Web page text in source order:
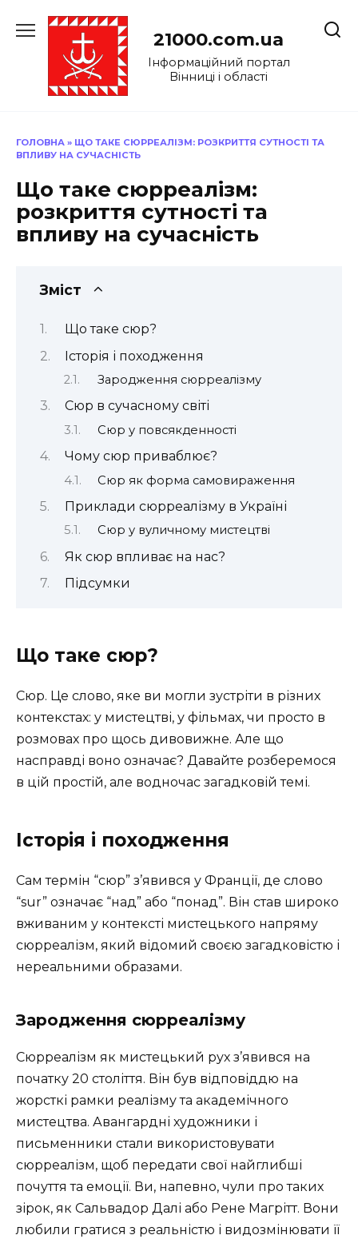
до
21000.com.ua
Інформаційний портал
Вінниці і області
ГОЛОВНА » ЩО ТАКЕ СЮРРЕАЛІЗМ: РОЗКРИТТЯ СУТНОСТІ ТА
ВПЛИВУ НА СУЧАСНІСТЬ
Що таке сюрреалізм:
розкриття сутності та
впливу на сучасність
Зміст
Що таке сюр?
Історія і походження
Зародження сюрреалізму
Сюр в сучасному світі
Сюр у повсякденності
Чому сюр приваблює?
Сюр як форма самовираження
Приклади сюрреалізму в Україні
Сюр у вуличному мистецтві
Як сюр впливає на нас?
Підсумки
Що таке сюр?
Сюр. Це слово, яке ви могли зустріти в різних
контекстах: у мистецтві, у фільмах, чи просто в
розмовах про щось дивовижне. Але що
насправді воно означає? Давайте розберемося
в цій простій, але водночас загадковій темі.
Історія і походження
Сам термін “сюр” з’явився у Франції, де слово
“sur” означає “над” або “понад”. Він став широко
вживаним у контексті мистецького напряму
сюрреалізм, який відомий своєю загадковістю і
нереальними образами.
Зародження сюрреалізму
Сюрреалізм як мистецький рух з’явився на
початку 20 століття. Він був відповіддю на
жорсткі рамки реалізму та академічного
мистецтва. Авангардні художники і
письменники стали використовувати
сюрреалізм, щоб передати свої найглибші
почуття та емоції. Ви, напевно, чули про таких
зірок, як Сальвадор Далі або Рене Магрітт. Вони
любили гратися з реальністю і видозмінювати її